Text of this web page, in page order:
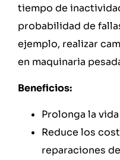
tiempo de
probabilidad de
ejemplo, realizar
en maquinaria
Beneficios:
Prolonga la
Reduce los
reparaciones